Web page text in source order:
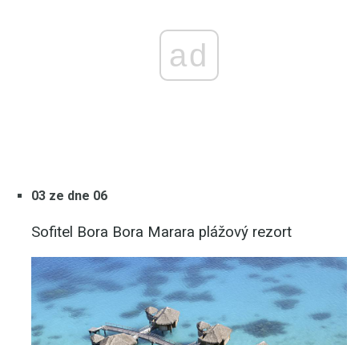
ad
03 ze dne 06
Sofitel Bora Bora Marara plážový rezort